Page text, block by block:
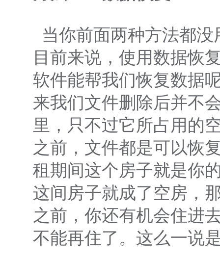
当你前面两种方法都
目前来说，使用数据恢
软件能帮我们恢复数据
来我们文件删除后并不
里，只不过它所占用的
之前，文件都是可以恢
租期间这个房子就是你
这间房子就成了空房，
之前，你还有机会住进
不能再住了。这么一说